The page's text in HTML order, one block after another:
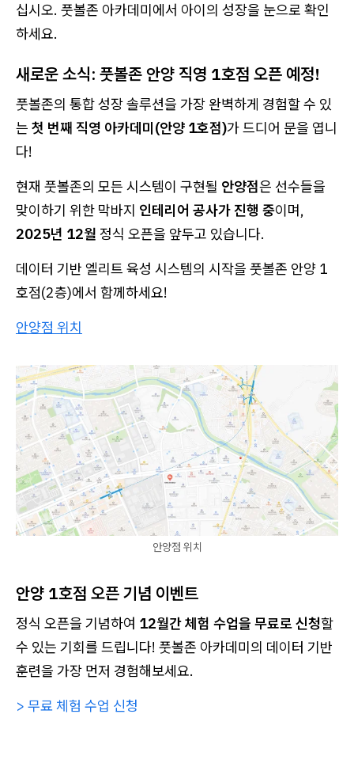
십시오. 풋볼존 아카데미에서 아이의 성장을 눈으로 확인
하세요.
새로운 소식: 풋볼존 안양 직영 1호점 오픈 예정!
풋볼존의 통합 성장 솔루션을 가장 완벽하게 경험할 수 있
는 첫 번째 직영 아카데미(안양 1호점)가 드디어 문을 엽니
다!
현재 풋볼존의 모든 시스템이 구현될 안양점은 선수들을
맞이하기 위한 막바지 인테리어 공사가 진행 중이며,
2025년 12월 정식 오픈을 앞두고 있습니다.
데이터 기반 엘리트 육성 시스템의 시작을 풋볼존 안양 1
호점(2층)에서 함께하세요!
안양점 위치
안양점 위치
안양 1호점 오픈 기념 이벤트
정식 오픈을 기념하여 12월간 체험 수업을 무료로 신청할
수 있는 기회를 드립니다! 풋볼존 아카데미의 데이터 기반
훈련을 가장 먼저 경험해보세요.
> 무료 체험 수업 신청